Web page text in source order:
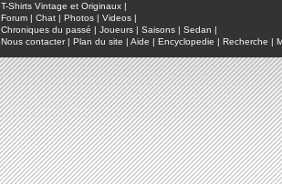
T-Shirts Vintage et Originaux |
Forum | Chat | Photos | Videos |
Chroniques du passé | Joueurs | Saisons | Sedan |
Nous contacter| Plan du site | Aide | Encyclopedie | Recherche |